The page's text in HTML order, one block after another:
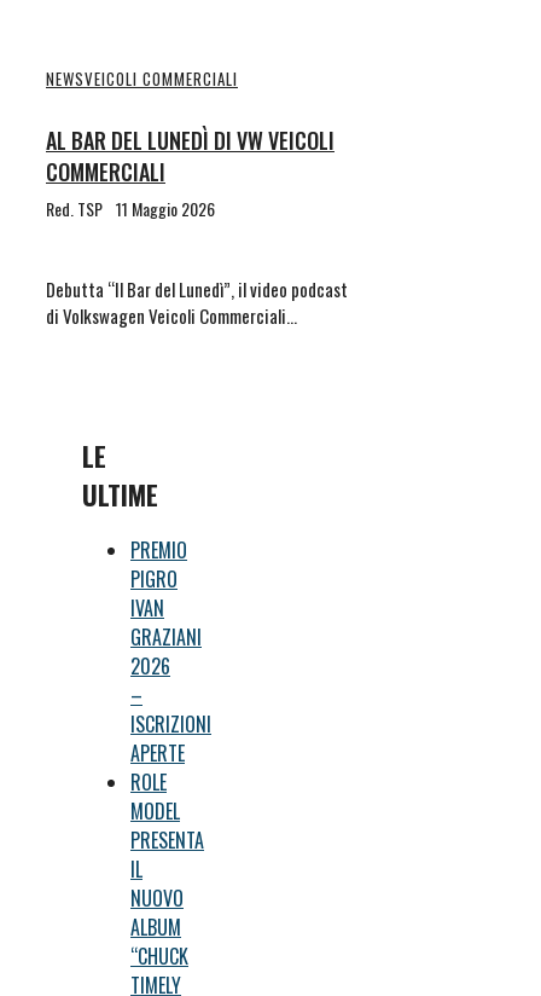
NEWSVEICOLI COMMERCIALI
AL BAR DEL LUNEDÌ DI VW VEICOLI
COMMERCIALI
Red. TSP 11 Maggio 2026
Debutta “Il Bar del Lunedì”, il video podcast
di Volkswagen Veicoli Commerciali…
LE
ULTIME
PREMIO
PIGRO
IVAN
GRAZIANI
2026
–
ISCRIZIONI
APERTE
ROLE
MODEL
PRESENTA
IL
NUOVO
ALBUM
“CHUCK
TIMELY